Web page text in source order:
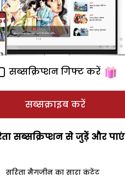
सब्सक्रिप्शन गिफ्ट करें
सब्सक्राइब करें
सब्सक्रिप्शन से जुड़ेें और पाएं
सरिता मैगजीन का सारा कंटेंट